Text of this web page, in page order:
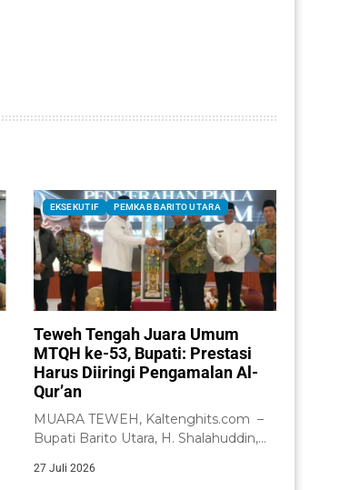
EKSEKUTIF PEMKAB BARITO UTARA
Teweh Tengah Juara Umum
MTQH ke-53, Bupati: Prestasi
Harus Diiringi Pengamalan Al-
Qur’an
MUARA TEWEH, Kaltenghits.com –
Bupati Barito Utara, H. Shalahuddin,
27 Juli 2026